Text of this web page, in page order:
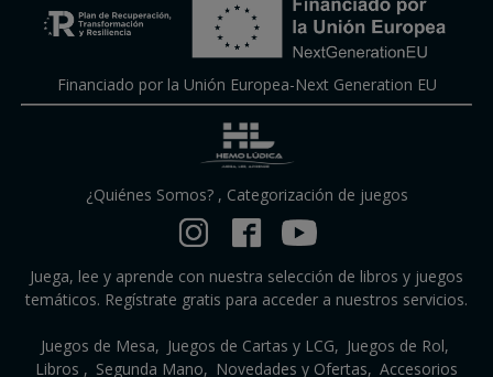
Financiado por la Unión Europea-Next Generation EU
¿Quiénes Somos?, Categorización de juegos
Juega, lee y aprende con nuestra selección de libros y juegos
temáticos. Regístrate gratis para acceder a nuestros servicios.
Juegos de Mesa Juegos de Cartas y LCG
Juegos de Rol
Libros
Segunda Mano Novedades y Ofertas Accesorios